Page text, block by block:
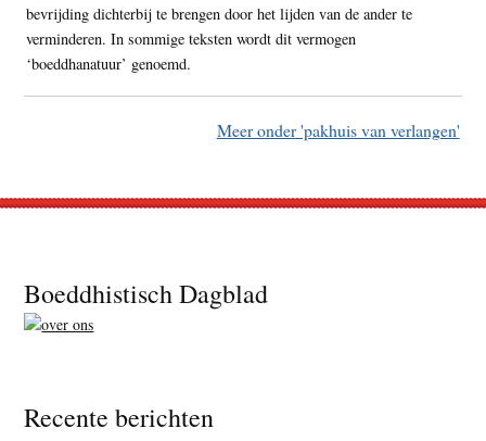
bevrijding dichterbij te brengen door het lijden van de ander te
verminderen. In sommige teksten wordt dit vermogen
‘boeddhanatuur’ genoemd.
Meer onder 'pakhuis van verlangen'
Footer
Boeddhistisch Dagblad
Recente berichten